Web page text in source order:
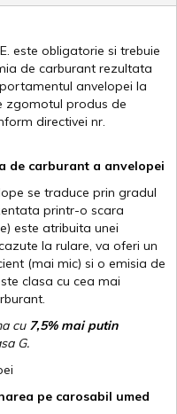
este obligatorie si trebuie
de carburant rezultata
anvelopei la
zgomotul produs de
directivei nr.
de carburant a anvelopei
se traduce prin gradul
printr-o scara
este atribuita unei
la rulare, va oferi un
(mai mic) si o emisia de
clasa cu cea mai
cu 7,5% mai putin
G.
pe carosabil umed